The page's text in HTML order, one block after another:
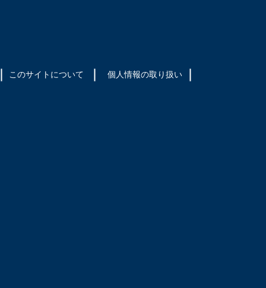
このサイトについて ​個人情報の取り扱い